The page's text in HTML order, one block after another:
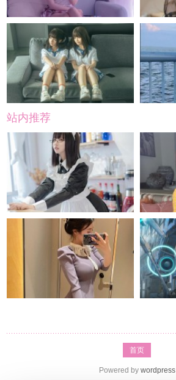
站内推荐
首页
Powered by wordpress